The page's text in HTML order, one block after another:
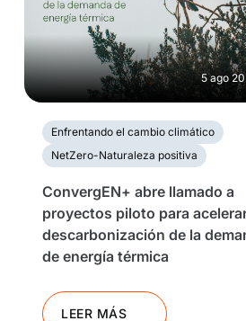
5 ago
Enfrentando el cambio climático
NetZero-Naturaleza positiva
ConvergEN+ abre llamado a
proyectos piloto para
descarbonización de la
de energía térmica
LEER MÁS